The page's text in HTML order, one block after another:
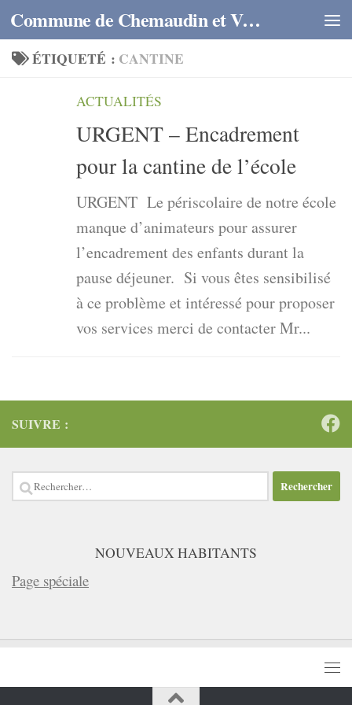
Skip to content Commune de Chemaudin et Vaux
ÉTIQUETÉ : CANTINE
ACTUALITÉS
URGENT – Encadrement
pour la cantine de l’école
URGENT Le périscolaire de notre école
manque d’animateurs pour assurer
l’encadrement des enfants durant la
pause déjeuner. Si vous êtes sensibilisé
à ce problème et intéressé pour proposer
vos services merci de contacter Mr...
SUIVRE :
Rechercher :
NOUVEAUX HABITANTS
Page spéciale